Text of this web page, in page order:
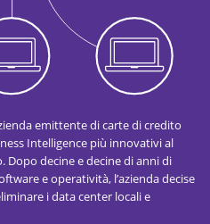
emittente di carte di credito
Intelligence più innovativi al
decine e decine di anni di
e operatività, l’azienda decise
i data center locali e